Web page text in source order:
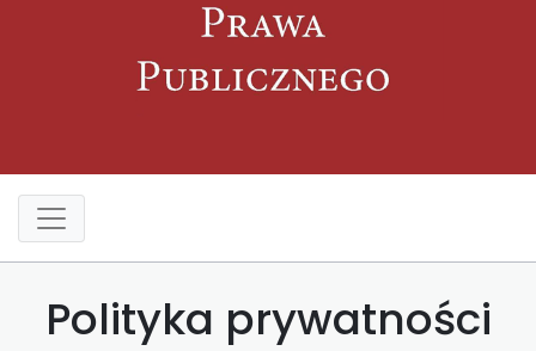
Polityka prywatności